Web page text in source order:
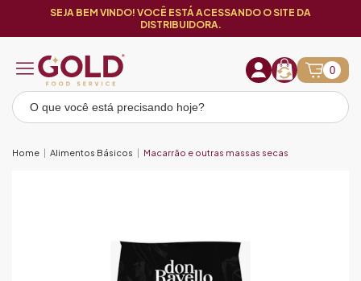
SEJA BEM VINDO! VOCÊ ESTÁ ACESSANDO O SITE DA
DISTRIBUIDORA.
0
Home Alimentos Básicos Macarrão e outras massas secas